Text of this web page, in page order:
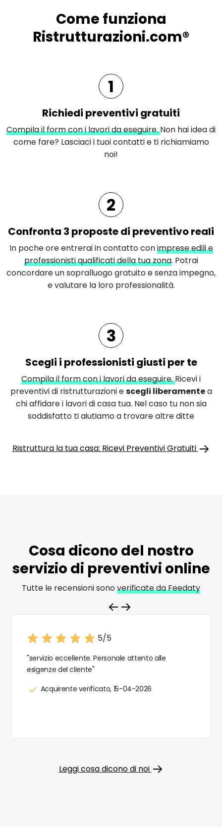
Come funziona
Ristrutturazioni.com®
1
Richiedi preventivi gratuiti
Compila il form con i lavori da eseguire.Non hai idea di
come fare? Lasciaci i tuoi contatti e ti richiamiamo
noi!
2
Confronta 3 proposte di preventivo reali
In poche ore entrerai in contatto conimprese edili e
professionisti qualificati della tua zona. Potrai
concordare un sopralluogo gratuito e senza impegno,
e valutare la loro professionalità.
3
Scegli i professionisti giusti per te
Compila il form con i lavori da eseguire.Ricevi i
preventivi di ristrutturazioni escegli liberamentea
chi affidare i lavori di casa tua. Nel caso tu non sia
soddisfatto ti aiutiamo a trovare altre ditte
Ristruttura la tua casa: Ricevi Preventivi Gratuiti
Cosa dicono del nostro
servizio di preventivi online
Tutte le recensioni sonoverificate da Feedaty
5/5
"servizio eccellente. Personale attento alle
esigenze del cliente"
Acquirente verificato, 15-04-2026
Leggi cosa dicono di noi